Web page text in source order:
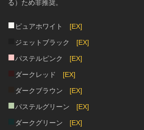
る）ため非推奨。
■ ピュアホワイト [EX]
ジェットブラック [EX]
■パステルピンク [EX]
ダークレッド [EX]
ダークブラウン [EX]
■パステルグリーン [EX]
ダークグリーン [EX]